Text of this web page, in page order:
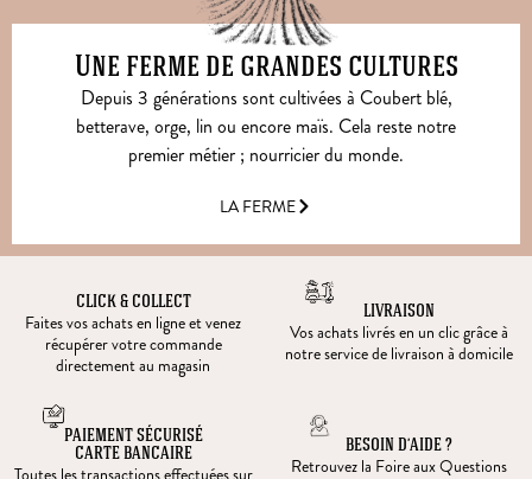
Une ferme de grandes cultures
Depuis 3 générations sont cultivées à Coubert blé,
betterave, orge, lin ou encore maïs. Cela reste notre
premier métier ; nourricier du monde.
LA FERME
CLICK & COLLECT
Faites vos achats en ligne et venez
récupérer votre commande
directement au magasin
LIVRAISON
Vos achats livrés en un clic grâce à
notre service de livraison à domicile
PAIEMENT SÉCURISÉ
CARTE BANCAIRE
BESOIN D’AIDE ?
Retrouvez la Foire aux Questions